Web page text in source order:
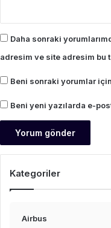
Daha sonraki
adresim ve site adresim bu
Beni sonraki yorumlar
Beni yeni yazılarda e-
Kategoriler
Airbus